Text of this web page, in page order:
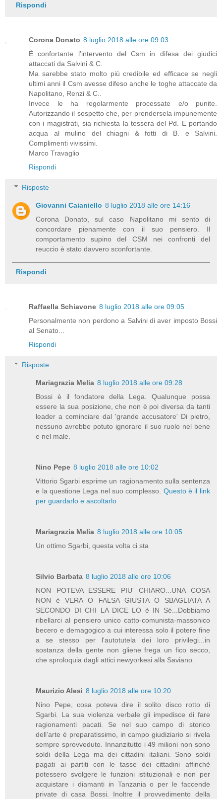
Rispondi
Corona Donato 8 luglio 2018 alle ore 09:03
È confortante l’intervento del Csm in difesa dei giudici
attaccati da Salvini & C.
Ma sarebbe stato molto più credibile ed efficace se negli
ultimi anni il Csm avesse difeso anche le toghe attaccate da
Napolitano, Renzi & C..
Invece le ha regolarmente processate e/o punite.
Autorizzando il sospetto che, per prendersela impunemente
con i magistrati, sia richiesta la tessera del Pd. E portando
acqua al mulino del chiagni & fotti di B. e Salvini.
Complimenti vivissimi.
Marco Travaglio
Rispondi
Risposte
Giovanni Caianiello 8 luglio 2018 alle ore 14:16
Corona Donato, sul caso Napolitano mi sento di
concordare pienamente con il suo pensiero. Il
comportamento supino del CSM nei confronti del
reuccio è stato davvero sconfortante.
Rispondi
Raffaella Schiavone 8 luglio 2018 alle ore 09:05
Personalmente non perdono a Salvini di aver imposto Bossi
al Senato...
Rispondi
Risposte
Mariagrazia Melia 8 luglio 2018 alle ore 09:28
Bossi è il fondatore della Lega. Qualunque possa
essere la sua posizione, che non è poi diversa da tanti
leader a cominciare dal 'grande accusatore' Di pietro,
nessuno avrebbe potuto ignorare il suo ruolo nel bene
e nel male.
Nino Pepe 8 luglio 2018 alle ore 10:02
Vittorio Sgarbi esprime un ragionamento sulla sentenza
e la questione Lega nel suo complesso. Questo è il link
per guardarlo e ascoltarlo
Mariagrazia Melia 8 luglio 2018 alle ore 10:05
Un ottimo Sgarbi, questa volta ci sta
Silvio Barbata 8 luglio 2018 alle ore 10:06
NON POTEVA ESSERE PIU' CHIARO...UNA COSA
NON è VERA O FALSA GIUSTA O SBAGLIATA A
SECONDO DI CHI LA DICE LO è IN Sé...Dobbiamo
ribellarci al pensiero unico catto-comunista-massonico
becero e demagogico a cui interessa solo il potere fine
a se stesso per l'autotutela dei loro privilegi...in
sostanza della gente non gliene frega un fico secco,
che sproloquia dagli attici newyorkesi alla Saviano.
Maurizio Alesi 8 luglio 2018 alle ore 10:20
Nino Pepe, cosa poteva dire il solito disco rotto di
Sgarbi. La sua violenza verbale gli impedisce di fare
ragionamenti pacati. Se nel suo campo di storico
dell’arte è preparatissimo, in campo giudiziario si rivela
sempre sprovveduto. Innanzitutto i 49 milioni non sono
soldi della Lega ma dei cittadini italiani. Sono soldi
pagati ai partiti con le tasse dei cittadini affinchè
potessero svolgere le funzioni istituzionali e non per
acquistare i diamanti in Tanzania o per le faccende
private di casa Bossi. Inoltre il provvedimento della